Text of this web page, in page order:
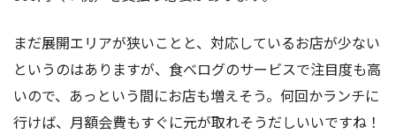
まだ展開エリアが狭いことと、対応しているお店が少ない
というのはありますが、食べログのサービスで注目度も高
いので、あっという間にお店も増えそう。何回かランチに
行けば、月額会費もすぐに元が取れそうだしいいですね！